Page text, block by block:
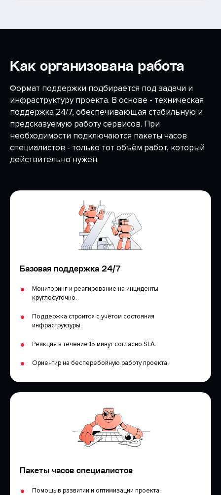
Как организована работа
Формат поддержки подбирается под задачи и
инфраструктуру проекта. В основе - техническая
поддержка 24/7, обеспечивающая стабильную и
предсказуемую работу сервисов. При
необходимости подключаются пакеты часов
специалистов - только тот объём работ, который
действительно нужен.
Базовая поддержка 24/7
Мониторинг и реагирование на инциденты
круглосуточно.
Поддержка строится с учётом состояния
инфраструктуры.
Реакция в течение 15 минут согласно SLA.
Ориентир на бесперебойную работу проекта.
Пакеты часов специалистов
Помощь в развитии и оптимизации проекта.